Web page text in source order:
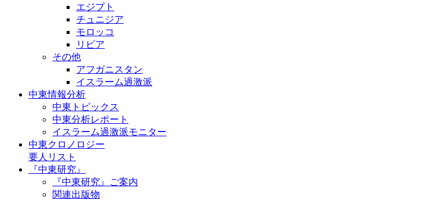
エジプト
チュニジア
モロッコ
リビア
その他
アフガニスタン
イスラーム過激派
中東情報分析
中東トピックス
中東分析レポート
イスラーム過激派モニター
中東クロノロジー
要人リスト
『中東研究』
『中東研究』ご案内
関連出版物